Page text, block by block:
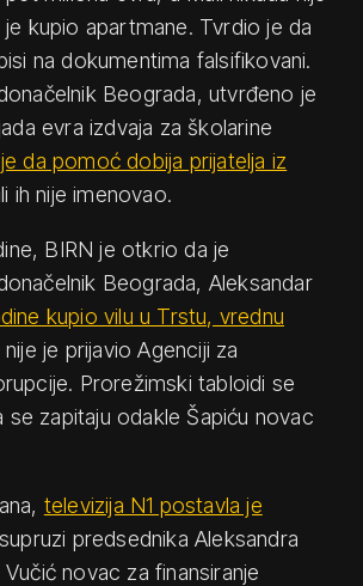
kupio apartmane. Tvrdio je da
na dokumentima falsifikovani.
Beograda, utvrđeno je
evra izdvaja za školarine
da pomoć dobija prijatelja iz
ih nije imenovao.
BIRN je otkrio da je
Beograda, Aleksandar
kupio vilu u Trstu, vrednu
nije je prijavio Agenciji za
Prorežimski tabloidi se
se zapitaju odakle Šapiću novac
televizija N1 postavla je
predsednika Aleksandra
novac za finansiranje